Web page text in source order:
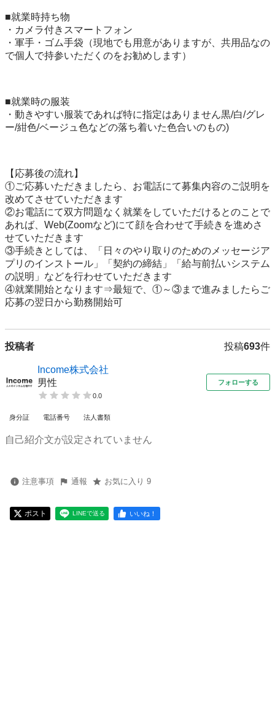
■就業時持ち物
・カメラ付きスマートフォン
・軍手・ゴム手袋（現地でも用意がありますが、共用品なの
で個人で持参いただくのをお勧めします）
■就業時の服装
・動きやすい服装であれば特に指定はありません黒/白/グレ
ー/紺色/ベージュ色などの落ち着いた色合いのもの)
【応募後の流れ】
①ご応募いただきましたら、お電話にて募集内容のご説明を
改めてさせていただきます
②お電話にて双方問題なく就業をしていただけるとのことで
あれば、Web(Zoomなど)にて顔を合わせて手続きを進めさ
せていただきます
③手続きとしては、「日々のやり取りのためのメッセージア
プリのインストール」「契約の締結」「給与前払いシステム
の説明」などを行わせていただきます
④就業開始となります⇒最短で、①～③まで進みましたらご
応募の翌日から勤務開始可
投稿者 投稿693件
Income株式会社
男性
0.0
フォローする
身分証 電話番号 法人書類
自己紹介文が設定されていません
注意事項 通報 お気に入り 9
ポスト LINEで送る いいね！